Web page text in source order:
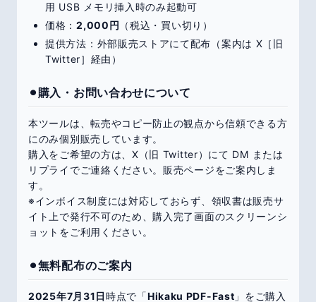
用 USB メモリ挿入時のみ起動可
価格：2,000円 （税込・買い切り）
提供方法：外部販売ストアにて配布（案内は X［旧
Twitter］経由）
⚫︎購入・お問い合わせについて
本ツールは、転売やコピー防止の観点から信頼できる方
にのみ個別販売しています。
購入をご希望の方は、X（旧 Twitter）にて DM または
リプライでご連絡ください。販売ページをご案内しま
す。
※インボイス制度には対応しておらず、領収書は販売サ
イト上で発行不可のため、購入完了画面のスクリーンシ
ョットをご利用ください。
⚫︎無料配布のご案内
2025年7月31日時点で「Hikaku PDF-Fast 」をご購入